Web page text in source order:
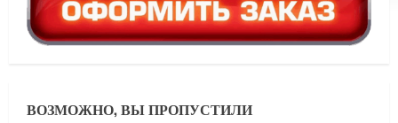
ВОЗМОЖНО, ВЫ ПРОПУСТИЛИ